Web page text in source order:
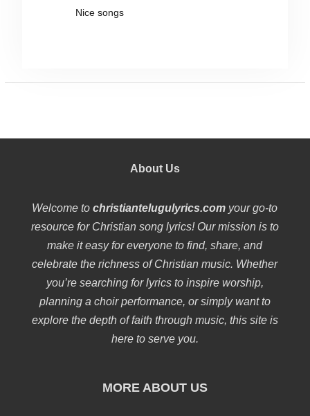
Nice songs
About Us
Welcome tochristiantelugulyrics.com your go-to
resource for Christian song lyrics! Our mission is to
make it easy for everyone to find, share, and
celebrate the richness of Christian music. Whether
you’re searching for lyrics to inspire worship,
planning a choir performance, or simply want to
explore the depth of faith through music, this site is
here to serve you.
MORE ABOUT US